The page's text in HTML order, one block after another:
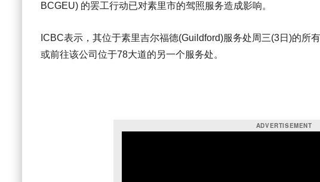
BCGEU) 的罢工行动已对素里市的驾照服务造成影响。
ICBC表示，其位于素里吉尔福德(Guildford)服务处周三(3日)的所
或前往该公司位于78大道的另一个服务处。